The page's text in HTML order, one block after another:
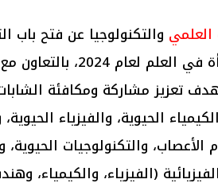
العلمي والتكنولوجيا عن فتح باب
2024، بالتعاون مع مؤسسة
تعزيز مشاركة ومكافئة
الحيوية، والفيزياء
والتكنولوجيات الحيوية،
(الفيزياء، والكيمياء،